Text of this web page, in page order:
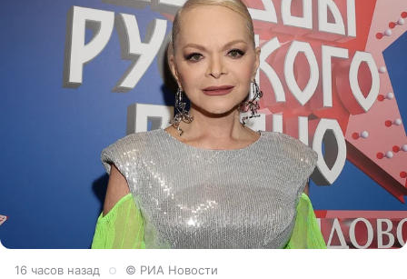
16 часов назад © РИА Новости